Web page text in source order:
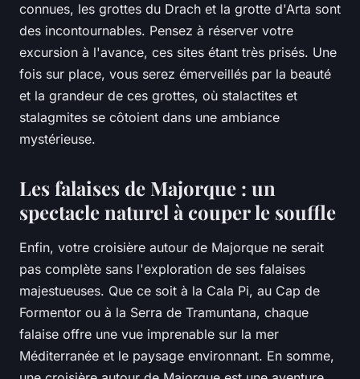
connues, les grottes du Drach et la grotte d'Arta sont
des incontournables. Pensez à réserver votre
excursion à l'avance, ces sites étant très prisés. Une
fois sur place, vous serez émerveillés par la beauté
et la grandeur de ces grottes, où stalactites et
stalagmites se côtoient dans une ambiance
mystérieuse.
Les falaises de Majorque : un
spectacle naturel à couper le souffle
Enfin, votre croisière autour de Majorque ne serait
pas complète sans l'exploration de ses falaises
majestueuses. Que ce soit à la Cala Pi, au Cap de
Formentor ou à la Serra de Tramuntana, chaque
falaise offre une vue imprenable sur la mer
Méditerranée et le paysage environnant. En somme,